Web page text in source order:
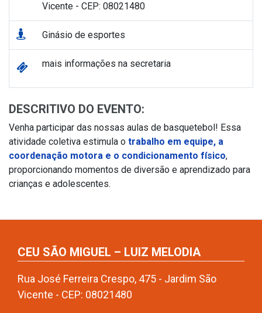
Vicente - CEP: 08021480
Ginásio de esportes
mais informações na secretaria
DESCRITIVO DO EVENTO:
Venha participar das nossas aulas de basquetebol! Essa
atividade coletiva estimula o trabalho em equipe, a
coordenação motora e o condicionamento físico,
proporcionando momentos de diversão e aprendizado para
crianças e adolescentes.
CEU SÃO MIGUEL – LUIZ MELODIA
Rua José Ferreira Crespo, 475 - Jardim São
Vicente - CEP: 08021480